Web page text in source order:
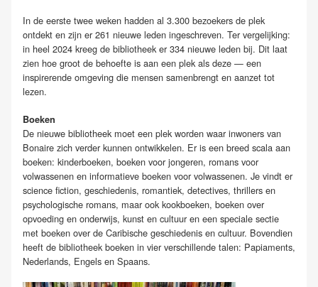
In de eerste twee weken hadden al 3.300 bezoekers de plek
ontdekt en zijn er 261 nieuwe leden ingeschreven. Ter vergelijking:
in heel 2024 kreeg de bibliotheek er 334 nieuwe leden bij. Dit laat
zien hoe groot de behoefte is aan een plek als deze — een
inspirerende omgeving die mensen samenbrengt en aanzet tot
lezen.
Boeken
De nieuwe bibliotheek moet een plek worden waar inwoners van
Bonaire zich verder kunnen ontwikkelen. Er is een breed scala aan
boeken: kinderboeken, boeken voor jongeren, romans voor
volwassenen en informatieve boeken voor volwassenen. Je vindt er
science fiction, geschiedenis, romantiek, detectives, thrillers en
psychologische romans, maar ook kookboeken, boeken over
opvoeding en onderwijs, kunst en cultuur en een speciale sectie
met boeken over de Caribische geschiedenis en cultuur. Bovendien
heeft de bibliotheek boeken in vier verschillende talen: Papiaments,
Nederlands, Engels en Spaans.